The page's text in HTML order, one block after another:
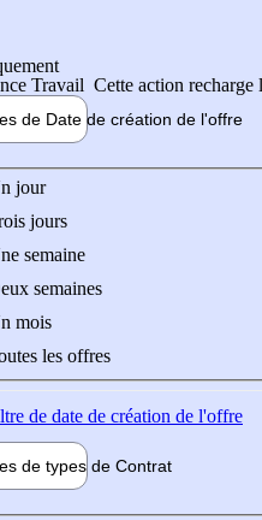
Travail Cette action recharge
de Date de création de l'offre
de l'offre
jour
jours
semaine
semaines
mois
les offres
de date de création de l'offre
de types de Contrat